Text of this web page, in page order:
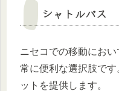
シャトルバス
ニセコでの移動にお
常に便利な選択肢で
ットを提供します。